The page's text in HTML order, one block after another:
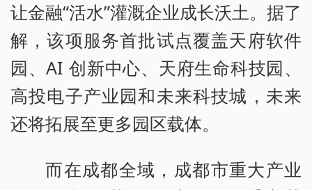
让金融“活水”灌溉企业成长沃土。据了
解，该项服务首批试点覆盖天府软件
园、AI 创新中心、天府生命科技园、
高投电子产业园和未来科技城，未来
还将拓展至更多园区载体。
而在成都全域，成都市重大产业